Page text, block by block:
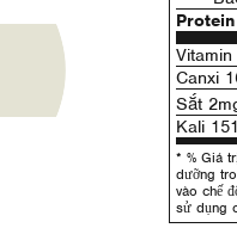
Protein
Canxi
Sắt
Kali
* % Giá
dưỡng
vào chế
sử dụng